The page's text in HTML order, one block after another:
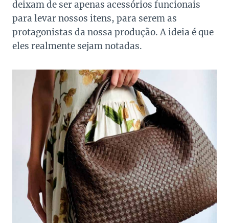
deixam de ser apenas acessórios funcionais
para levar nossos itens, para serem as
protagonistas da nossa produção. A ideia é que
eles realmente sejam notadas.